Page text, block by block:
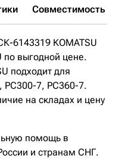
Совместимость
6143319 KOMATSU
по выгодной цене.
подходит для
PC300-7, PC360-7.
на складах и цену
помощь в
и странам СНГ.